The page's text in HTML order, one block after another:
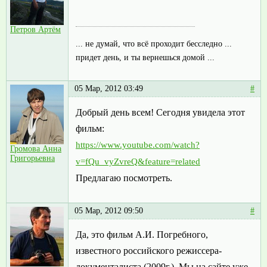
Петров Артём
... не думай, что всё проходит бесследно ...
придет день, и ты вернешься домой ...
Громова Анна
Григорьевна
05 Мар, 2012 03:49 #
Добрый день всем! Сегодня увидела этот
фильм:
https://www.youtube.com/watch?
v=fQu_vyZvreQ&feature=related
Предлагаю посмотреть.
05 Мар, 2012 09:50 #
Да, это фильм А.И. Погребного,
известного российского режиссера-